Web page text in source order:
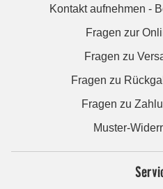
Kontakt aufnehmen -
Fragen zur
Fragen zu
Fragen zu
Fragen zu
Muster-